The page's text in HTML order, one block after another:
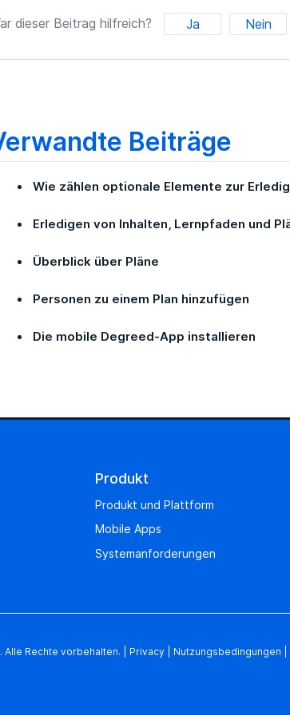
dieser Beitrag hilfreich? Ja Nein
Beiträge
Wie zählen optionale Elemente zur
Erledigen von Inhalten, Lernpfaden und
Überblick über Pläne
Personen zu einem Plan hinzufügen
Die mobile Degreed-App installieren
Produkt
Produkt und Plattform
Mobile Apps
Systemanforderungen
Rechte vorbehalten. Privacy Nutzungsbedingungen